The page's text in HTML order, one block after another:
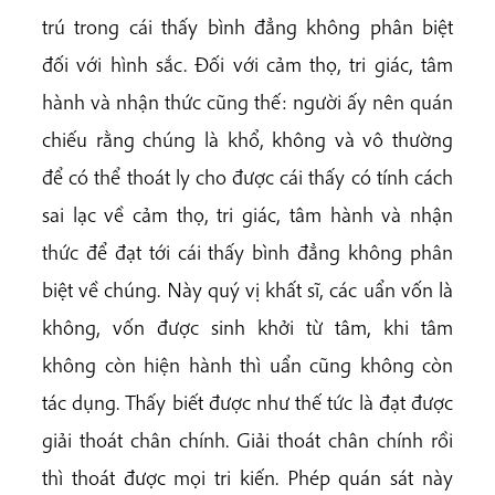
trú trong cái thấy bình đẳng không phân biệt
đối với hình sắc. Đối với cảm thọ, tri giác, tâm
hành và nhận thức cũng thế: người ấy nên quán
chiếu rằng chúng là khổ, không và vô thường
để có thể thoát ly cho được cái thấy có tính cách
sai lạc về cảm thọ, tri giác, tâm hành và nhận
thức để đạt tới cái thấy bình đẳng không phân
biệt về chúng. Này quý vị khất sĩ, các uẩn vốn là
không, vốn được sinh khởi từ tâm, khi tâm
không còn hiện hành thì uẩn cũng không còn
tác dụng. Thấy biết được như thế tức là đạt được
giải thoát chân chính. Giải thoát chân chính rồi
thì thoát được mọi tri kiến. Phép quán sát này